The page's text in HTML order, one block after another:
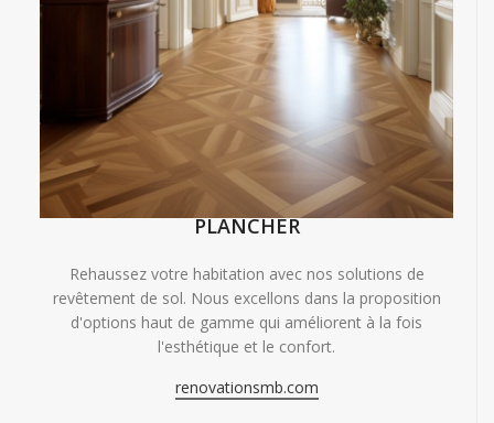
PLANCHER
Rehaussez votre habitation avec nos solutions de
revêtement de sol. Nous excellons dans la proposition
d'options haut de gamme qui améliorent à la fois
l'esthétique et le confort.
renovationsmb.com